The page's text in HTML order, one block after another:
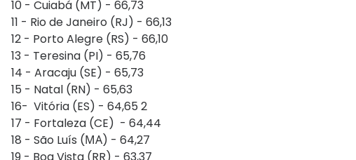
10 - Cuiabá (MT) - 66,73
11 - Rio de Janeiro (RJ) - 66,13
12 - Porto Alegre (RS) - 66,10
13 - Teresina (PI) - 65,76
14 - Aracaju (SE) - 65,73
15 - Natal (RN) - 65,63
16- Vitória (ES) - 64,65 2
17 - Fortaleza (CE) - 64,44
18 - São Luís (ΜΑ) - 64,27